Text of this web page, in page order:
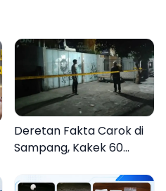
Deretan Fakta Carok di
Sampang, Kakek 60
Pria